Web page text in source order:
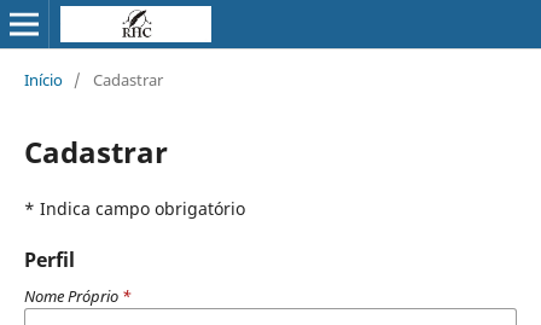
Início / Cadastrar
Cadastrar
* Indica campo obrigatório
Perfil
Nome Próprio *